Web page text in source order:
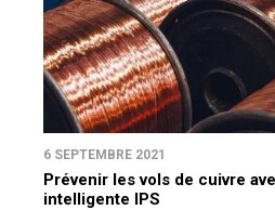
6 SEPTEMBRE 2021
Prévenir les vols de cuivre
intelligente IPS